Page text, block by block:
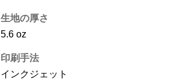
生地の厚さ
5.6 oz
印刷手法
インクジェット